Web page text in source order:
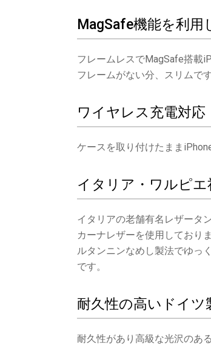
MagSafe機能を利用
フレームレスでMagSafe搭載
フレームがない分、スリムで
ワイヤレス充電対応
ケースを取り付けたまま
イタリア・ワルピ
イタリアの老舗有名レザータ
カーナレザーを使用しており
ルタンニンなめし製法でゆっ
です。
耐久性の高いドイ
耐久性があり高級な光沢のあ